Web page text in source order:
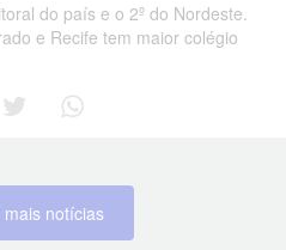
do país e o 2º do Nordeste.
e Recife tem maior colégio
notícias